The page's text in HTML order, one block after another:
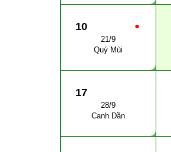
●
10
21/9
Quý Mùi
17
28/9
Canh Dần